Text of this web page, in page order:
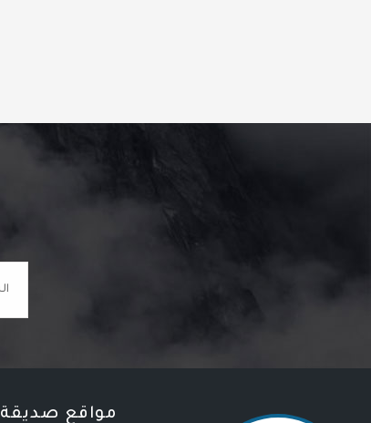
مواقع صديقة